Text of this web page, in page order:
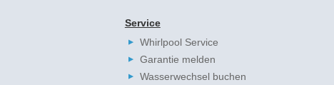
Service
Whirlpool Service
Garantie melden
Wasserwechsel buchen